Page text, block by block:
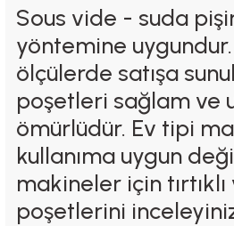
Sous vide - suda
yöntemine
ölçülerde satışa
poşetleri sağlam ve
ömürlüdür. Ev tipi
kullanıma uygun
makineler için
poşetlerini